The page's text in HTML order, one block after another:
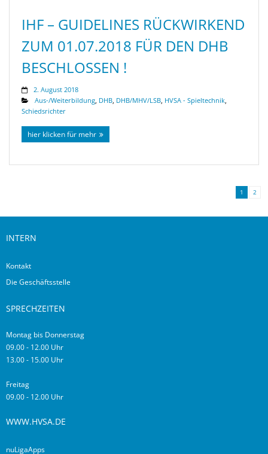
IHF – GUIDELINES RÜCKWIRKEND
ZUM 01.07.2018 FÜR DEN DHB
BESCHLOSSEN !
2. August 2018
Aus-/Weiterbildung DHB DHB/MHV/LSB HVSA - Spieltechnik
Schiedsrichter
hier klicken für mehr
1 2
INTERN
Kontakt
Die Geschäftsstelle
SPRECHZEITEN
Montag bis Donnerstag
09.00 - 12.00 Uhr
13.00 - 15.00 Uhr
Freitag
09.00 - 12.00 Uhr
WWW.HVSA.DE
nuLigaApps